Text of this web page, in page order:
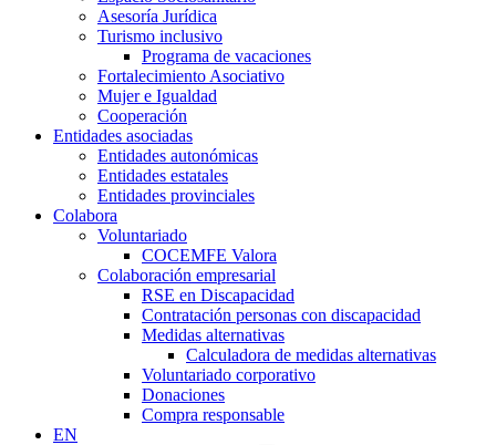
Asesoría Jurídica
Turismo inclusivo
Programa de vacaciones
Fortalecimiento Asociativo
Mujer e Igualdad
Cooperación
Entidades asociadas
Entidades autonómicas
Entidades estatales
Entidades provinciales
Colabora
Voluntariado
COCEMFE Valora
Colaboración empresarial
RSE en Discapacidad
Contratación personas con discapacidad
Medidas alternativas
Calculadora de medidas alternativas
Voluntariado corporativo
Donaciones
Compra responsable
EN